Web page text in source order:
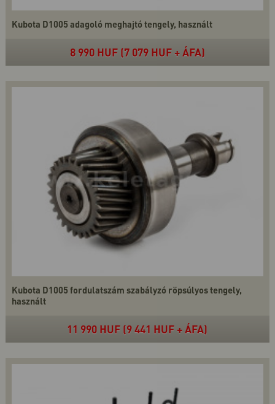
Kubota D1005 adagoló meghajtó tengely, használt
8 990 HUF (7 079 HUF + ÁFA)
Kubota D1005 fordulatszám szabályzó röpsúlyos tengely,
használt
11 990 HUF (9 441 HUF + ÁFA)